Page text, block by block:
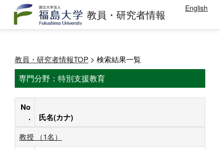
教員・研究者情報 English
教員・研究者情報TOP > 検索結果一覧
専門分野：特別支援教育
No
.
氏名(カナ)
教授 （1名）